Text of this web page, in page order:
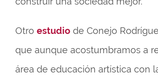
Otro estudio de Conejo
que aunque acostumbramos a
área de educación artística con